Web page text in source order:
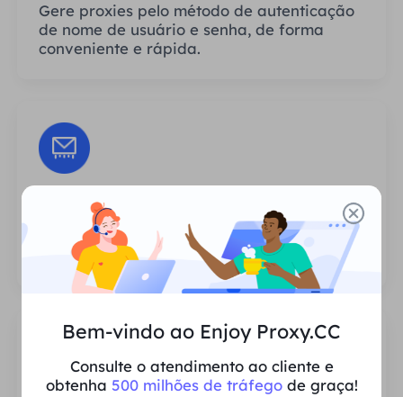
Gere proxies pelo método de autenticação
de nome de usuário e senha, de forma
conveniente e rápida.
Sessões Ilimitadas
Não há limite para o número de usos ou
frequências de invocação dos proxies.
Bem-vindo ao Enjoy Proxy.CC
Consulte o atendimento ao cliente e
obtenha 500 milhões de tráfegode graça!